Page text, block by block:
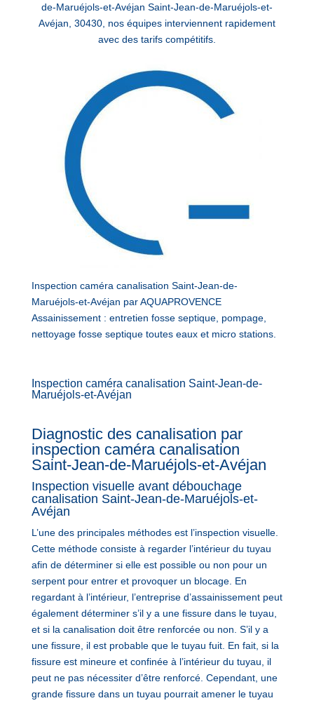
de-Maruéjols-et-Avéjan Saint-Jean-de-Maruéjols-et-
Avéjan, 30430, nos équipes interviennent rapidement
avec des tarifs compétitifs.
Inspection caméra canalisation Saint-Jean-de-
Maruéjols-et-Avéjan par AQUAPROVENCE
Assainissement : entretien fosse septique, pompage,
nettoyage fosse septique toutes eaux et micro stations.
Inspection caméra canalisation Saint-Jean-de-
Maruéjols-et-Avéjan
Diagnostic des canalisation par
inspection caméra canalisation
Saint-Jean-de-Maruéjols-et-Avéjan
Inspection visuelle avant débouchage
canalisation Saint-Jean-de-Maruéjols-et-
Avéjan
L’une des principales méthodes est l’inspection visuelle.
Cette méthode consiste à regarder l’intérieur du tuyau
afin de déterminer si elle est possible ou non pour un
serpent pour entrer et provoquer un blocage. En
regardant à l’intérieur, l’entreprise d’assainissement peut
également déterminer s’il y a une fissure dans le tuyau,
et si la canalisation doit être renforcée ou non. S’il y a
une fissure, il est probable que le tuyau fuit. En fait, si la
fissure est mineure et confinée à l’intérieur du tuyau, il
peut ne pas nécessiter d’être renforcé. Cependant, une
grande fissure dans un tuyau pourrait amener le tuyau